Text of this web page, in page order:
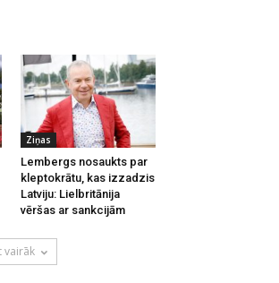
Ziņas
Lembergs nosaukts par
kleptokrātu, kas izzadzis
Latviju: Lielbritānija
vēršas ar sankcijām
vairāk